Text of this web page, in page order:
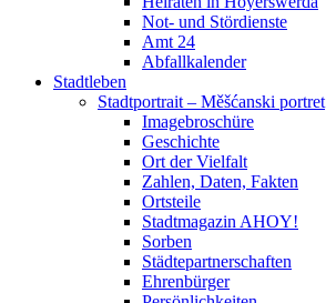
Not- und Stördienste
Amt 24
Abfallkalender
Stadtleben
Stadtportrait – Měšćanski portret
Imagebroschüre
Geschichte
Ort der Vielfalt
Zahlen, Daten, Fakten
Ortsteile
Stadtmagazin AHOY!
Sorben
Städtepartnerschaften
Ehrenbürger